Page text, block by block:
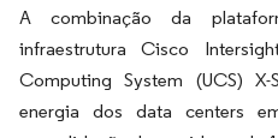
A combinação da
infraestrutura Cisco
Computing System (UCS)
energia dos data centers